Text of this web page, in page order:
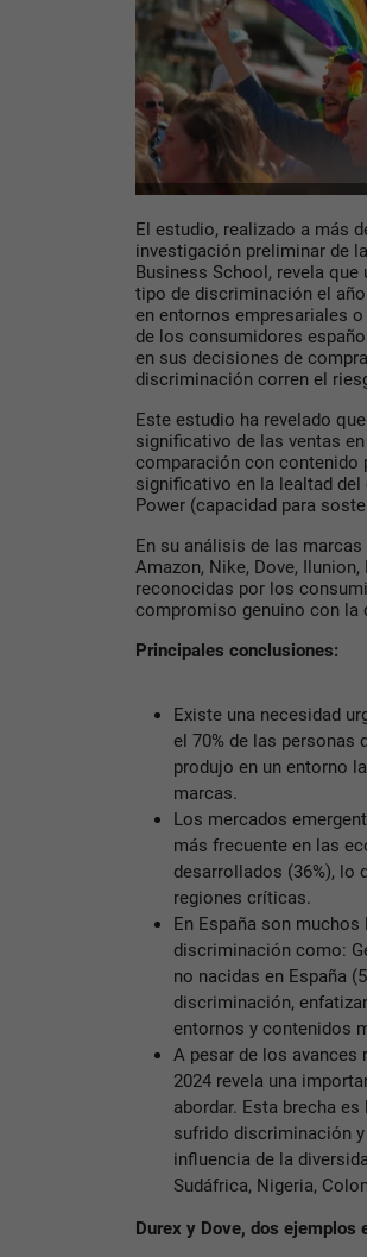
El estudio, realizado a más
investigación preliminar de
Business School, revela
tipo de discriminación el
en entornos empresariales
de los consumidores
en sus decisiones de
discriminación corren el
Este estudio ha revelado
significativo de las ventas
comparación con contenido
significativo en la lealtad
Power (capacidad para
En su análisis de las
Amazon, Nike, Dove,
reconocidas por los
compromiso genuino con la
Principales conclusiones:
Existe una necesidad
el 70% de las
produjo en un entorno
marcas.
Los mercados
más frecuente en las
desarrollados (36%), lo
regiones críticas.
En España son
discriminación como:
no nacidas en España
discriminación,
entornos y contenidos
A pesar de los avances
2024 revela una
abordar. Esta brecha
sufrido discriminación
influencia de la
Sudáfrica, Nigeria,
Durex y Dove, dos ejemplos